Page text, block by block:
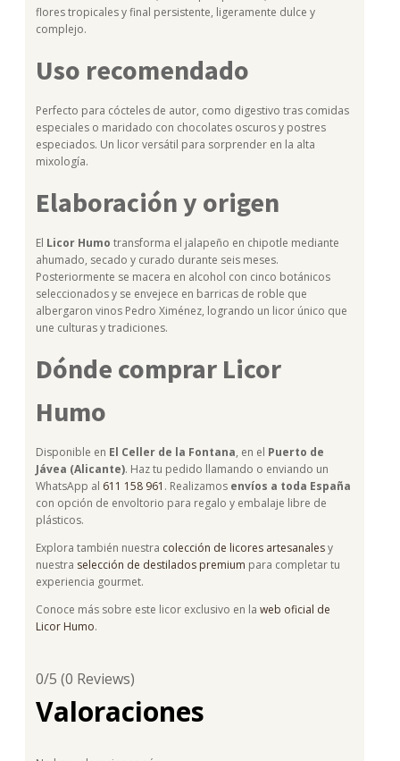
flores tropicales y final persistente, ligeramente dulce y
complejo.
Uso recomendado
Perfecto para cócteles de autor, como digestivo tras comidas
especiales o maridado con chocolates oscuros y postres
especiados. Un licor versátil para sorprender en la alta
mixología.
Elaboración y origen
El Licor Humo transforma el jalapeño en chipotle mediante
ahumado, secado y curado durante seis meses.
Posteriormente se macera en alcohol con cinco botánicos
seleccionados y se envejece en barricas de roble que
albergaron vinos Pedro Ximénez, logrando un licor único que
une culturas y tradiciones.
Dónde comprar Licor
Humo
Disponible en El Celler de la Fontana, en el Puerto de
Jávea (Alicante). Haz tu pedido llamando o enviando un
WhatsApp al 611 158 961 . Realizamos envíos a toda España
con opción de envoltorio para regalo y embalaje libre de
plásticos.
Explora también nuestra colección de licores artesanalesy
nuestra selección de destilados premium para completar tu
experiencia gourmet.
Conoce más sobre este licor exclusivo en la web oficial de
Licor Humo.
0/5 (0 Reviews)
Valoraciones